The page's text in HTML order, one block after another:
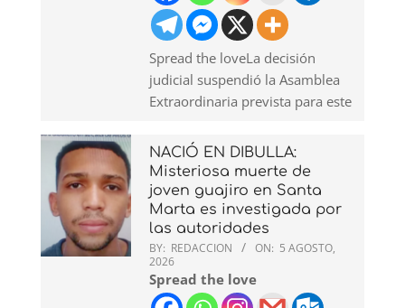
Spread the loveLa decisión
judicial suspendió la Asamblea
Extraordinaria prevista para este
NACIÓ EN DIBULLA:
Misteriosa muerte de
joven guajiro en Santa
Marta es investigada por
las autoridades
BY: REDACCION ON: 5 AGOSTO,
2026
Spread the love